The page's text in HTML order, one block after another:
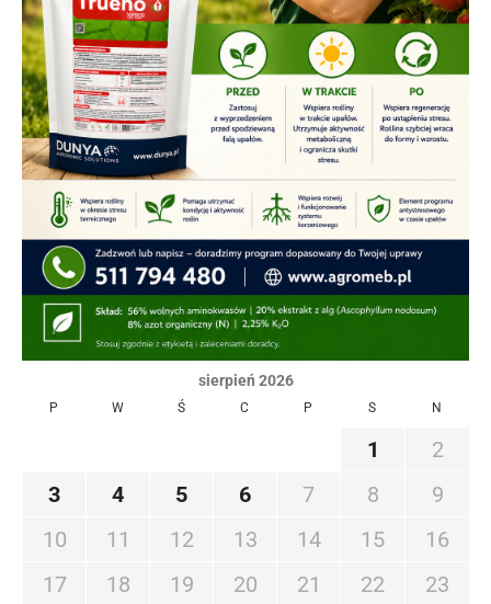
sierpień 2026
P W Ś C P S N
1
2
3
4 5 6 7 8
9
10
11 12 13 14 15
16
17
18 19 20 21 22
23